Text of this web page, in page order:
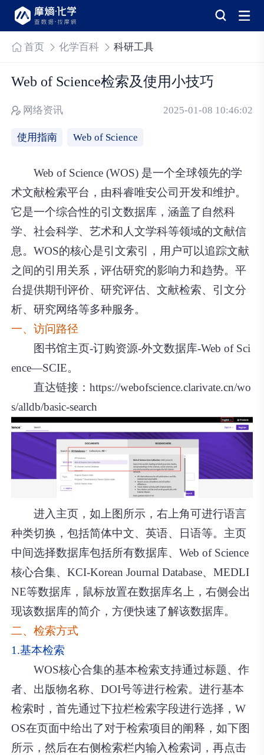
首页 化学百科 科研工具
Web of Science检索及使用小技巧
网络资讯 2025-01-08 10:46:02
使用指南 Web of Science
Web of Science (WOS) 是一个全球领先的学
术文献检索平台，由科睿唯安公司开发和维护。
它是一个综合性的引文数据库，涵盖了自然科
学、社会科学、艺术和人文学科等领域的文献信
息。WOS的核心是引文索引，用户可以追踪文献
之间的引用关系，评估研究的影响力和趋势。平
台提供期刊评价、研究评估、文献检索、引文分
析、研究网络等多种服务。
一、访问路径
图书馆主页-订购资源-外文数据库-Web of Sci
ence—SCIE。
直达链接：https://webofscience.clarivate.cn/wo
s/alldb/basic-search
进入主页，如上图所示，右上角可进行语言
种类切换，包括简体中文、英语、日语等。主页
中间选择数据库包括所有数据库、Web of Science
核心合集、KCI-Korean Journal Database、MEDLI
NE等数据库，鼠标放置在数据库名上，右侧会出
现该数据库的简介，方便快速了解该数据库。
二、检索方式
1.基本检索
WOS核心合集的基本检索支持通过标题、作
者、出版物名称、DOI号等进行检索。进行基本
检索时，首先通过下拉栏检索字段进行选择，W
OS在页面中给出了对于检索项目的阐释，如下图
所示，然后在右侧检索栏内输入检索词，再点击